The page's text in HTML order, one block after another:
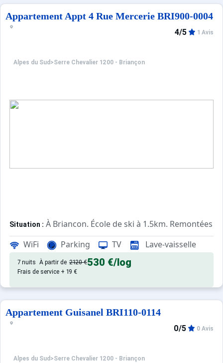
Appartement Appt 4 Rue Mercerie BRI900-0004
Alpes du Sud >Serre Chevalier 1200 - Briançon
4/5 1 Avis
Situation : À Briancon. École de ski à 1.5km. Remontées
Appartement de particulier :Confortable et tout équipé.
WiFi Parking TV Lave-vaisselle
7 nuits À partir de 2120 €530 €/log
Frais de service + 19 €
Appartement Guisanel BRI110-0114
Alpes du Sud >Serre Chevalier 1200 - Briançon
0/5 0 Avis